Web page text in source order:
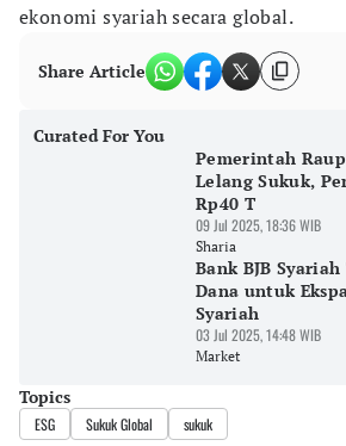
ekonomi syariah secara global.
Share Article
Curated For You
Pemerintah
Lelang Sukuk,
Rp40 T
09 Jul 2025, 18:36 WIB
Sharia
Bank BJB
Dana untuk
Syariah
03 Jul 2025, 14:48 WIB
Market
Topics
ESG Sukuk Global sukuk